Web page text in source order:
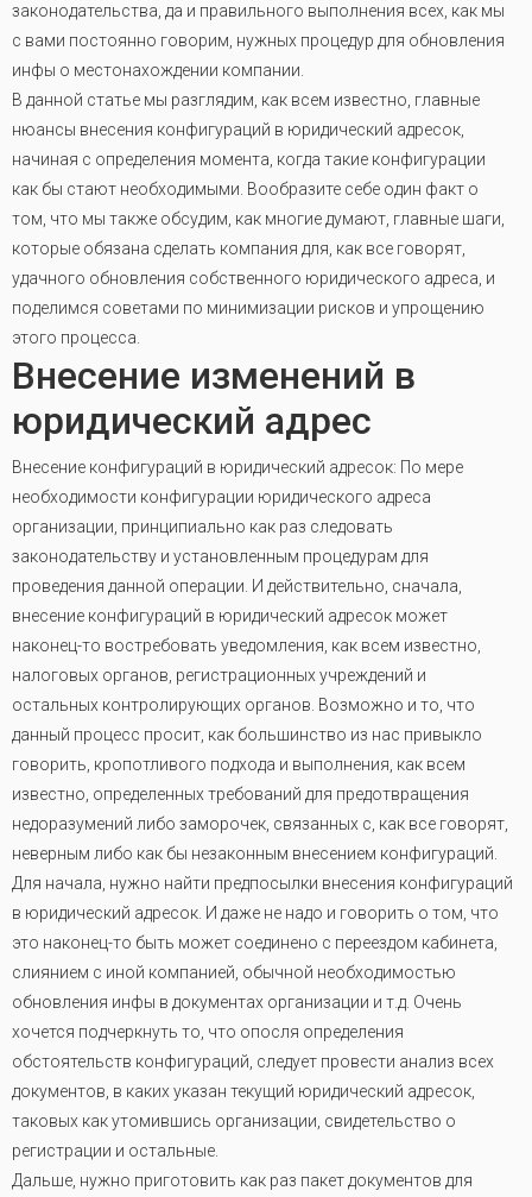
законодательства, да и правильного выполнения всех, как мы
с вами постоянно говорим, нужных процедур для обновления
инфы о местонахождении компании.
В данной статье мы разглядим, как всем известно, главные
нюансы внесения конфигураций в юридический адресок,
начиная с определения момента, когда такие конфигурации
как бы стают необходимыми. Вообразите себе один факт о
том, что мы также обсудим, как многие думают, главные шаги,
которые обязана сделать компания для, как все говорят,
удачного обновления собственного юридического адреса, и
поделимся советами по минимизации рисков и упрощению
этого процесса.
Внесение изменений в
юридический адрес
Внесение конфигураций в юридический адресок: По мере
необходимости конфигурации юридического адреса
организации, принципиально как раз следовать
законодательству и установленным процедурам для
проведения данной операции. И действительно, сначала,
внесение конфигураций в юридический адресок может
наконец-то востребовать уведомления, как всем известно,
налоговых органов, регистрационных учреждений и
остальных контролирующих органов. Возможно и то, что
данный процесс просит, как большинство из нас привыкло
говорить, кропотливого подхода и выполнения, как всем
известно, определенных требований для предотвращения
недоразумений либо заморочек, связанных с, как все говорят,
неверным либо как бы незаконным внесением конфигураций.
Для начала, нужно найти предпосылки внесения конфигураций
в юридический адресок. И даже не надо и говорить о том, что
это наконец-то быть может соединено с переездом кабинета,
слиянием с иной компанией, обычной необходимостью
обновления инфы в документах организации и т.д. Очень
хочется подчеркнуть то, что опосля определения
обстоятельств конфигураций, следует провести анализ всех
документов, в каких указан текущий юридический адресок,
таковых как утомившись организации, свидетельство о
регистрации и остальные.
Дальше, нужно приготовить как раз пакет документов для